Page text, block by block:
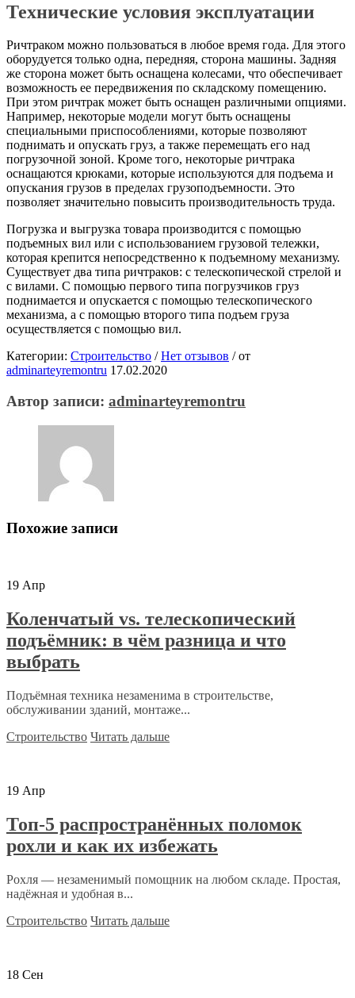
Технические условия эксплуатации
Ричтраком можно пользоваться в любое время года. Для этого
оборудуется только одна, передняя, сторона машины. Задняя
же сторона может быть оснащена колесами, что обеспечивает
возможность ее передвижения по складскому помещению.
При этом ричтрак может быть оснащен различными опциями.
Например, некоторые модели могут быть оснащены
специальными приспособлениями, которые позволяют
поднимать и опускать груз, а также перемещать его над
погрузочной зоной. Кроме того, некоторые ричтрака
оснащаются крюками, которые используются для подъема и
опускания грузов в пределах грузоподъемности. Это
позволяет значительно повысить производительность труда.
Погрузка и выгрузка товара производится с помощью
подъемных вил или с использованием грузовой тележки,
которая крепится непосредственно к подъемному механизму.
Существует два типа ричтраков: с телескопической стрелой и
с вилами. С помощью первого типа погрузчиков груз
поднимается и опускается с помощью телескопического
механизма, а с помощью второго типа подъем груза
осуществляется с помощью вил.
Категории: Строительство / Нет отзывов /от
adminarteyremontru 17.02.2020
Автор записи: adminarteyremontru
Похожие записи
19 Апр
Коленчатый vs. телескопический
подъёмник: в чём разница и что
выбрать
Подъёмная техника незаменима в строительстве,
обслуживании зданий, монтаже...
Строительство Читать дальше
19 Апр
Топ-5 распространённых поломок
рохли и как их избежать
Рохля — незаменимый помощник на любом складе. Простая,
надёжная и удобная в...
Строительство Читать дальше
18 Сен